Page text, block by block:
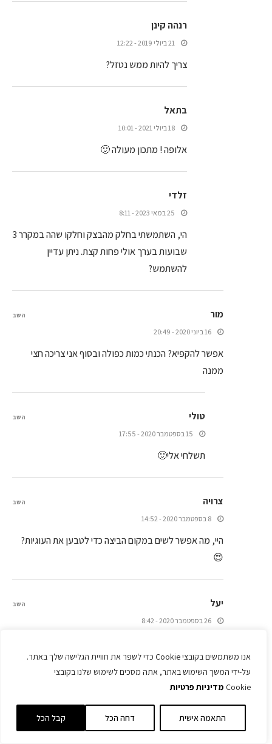
אנו משתמשים בקובצי Cookie כדי לשפר את חוויית הגלישה שלך באתר.
על-ידי המשך השימוש באתר, אתה מסכים לשימוש שלנו בקובצי
Cookie מדיניות פרטיות
התאמה אישית דחה הכל קבל הכל
רנהה קינן
21 ביולי 2019 - 12:22
צריך להיות ממש נטזל?
בתאל
18 ביולי 2021 - 10:01
אלופה ! מתכון מעולה 🙂
זלדי
25 במאי 2023 - 8:11
הי, השתמשתי בחלק מהבצק וחלקו שהה במקרר 3
שבועות בערך אולי פחות קצת. ניתן עדיין
להשתמש?
מור
16 ביוני 2020 - 20:49
אפשר להקפיא? הכנתי כמות כפולה ובסוף אני צריכה חצי
ממנה
השב
טולי
15 בספטמבר 2020 - 17:55
תשלחי אלי🙂
השב
צרויה
8 בספטמבר 2020 - 14:52
היי, מה אפשר לשים במקום הביצה כדי לטבען את העוגיות?
😍
השב
יעל
26 בספטמבר 2020 - 8:42
פריכות ופחות רכות.. האם הן יכולות להפוך להיות יותר
קריספיות אם אאפה אותן עוד כמה דקות?
השב
מירי